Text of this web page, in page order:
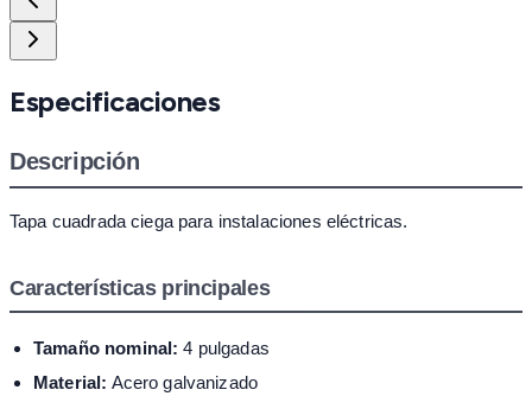
Especificaciones
Descripción
Tapa cuadrada ciega para instalaciones eléctricas.
Características principales
Tamaño nominal: 4 pulgadas
Material: Acero galvanizado